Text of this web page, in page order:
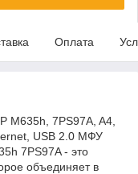
Оплата
M635h, 7PS97A, A4,
USB 2.0 МФУ
7PS97A - это
объединяет в